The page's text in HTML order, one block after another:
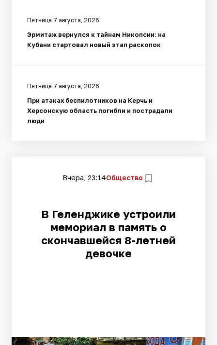
Пятница 7 августа, 2026
Эрмитаж вернулся к тайнам Никопсии: на
Кубани стартовал новый этап раскопок
Пятница 7 августа, 2026
При атаках беспилотников на Керчь и
Херсонскую область погибли и пострадали
люди
Вчера, 23:14Общество
В Геленджике устроили
мемориал в память о
скончавшейся 8-летней
девочке